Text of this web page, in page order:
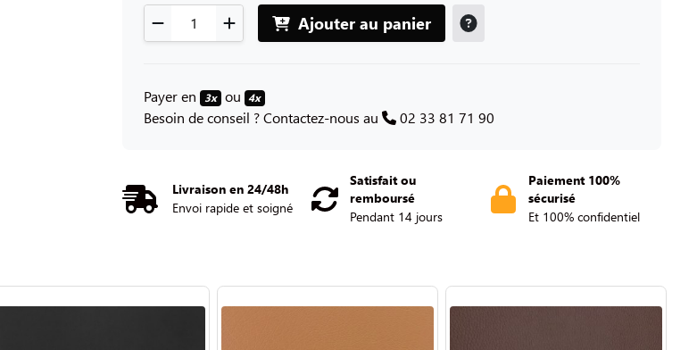
Ajouter au panier
Payer en 3x ou 4x
Besoin de conseil ? Contactez-nous au 02 33 81 71 90
Livraison en 24/48h
Envoi rapide et soigné
Satisfait ou
remboursé
Pendant 14 jours
Paiement 100%
sécurisé
Et 100% confidentiel